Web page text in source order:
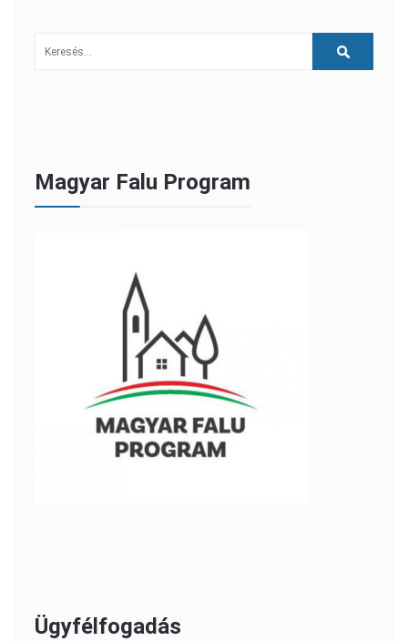
Magyar Falu Program
Ügyfélfogadás